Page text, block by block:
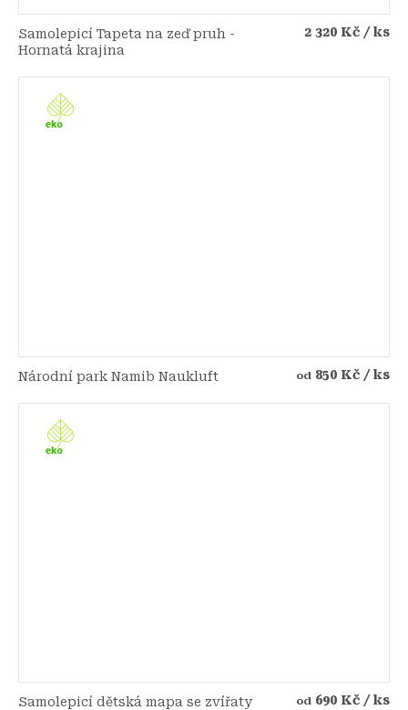
Samolepicí Tapeta na zeď pruh -
Hornatá krajina
2 320 Kč / ks
Národní park Namib Naukluft od 850 Kč / ks
Samolepicí dětská mapa se zvířaty od 690 Kč / ks